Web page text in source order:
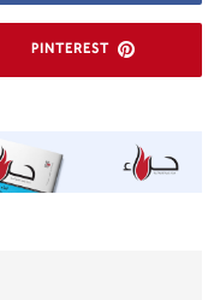
PINTEREST